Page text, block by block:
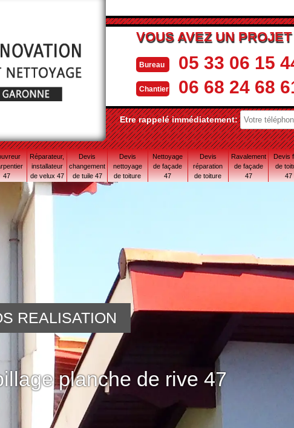
VOUS AVEZ UN
Bureau 05 33 06 15
Chantier 06 68 24 68
Etre rappelé immédiatement:
47
Réparateur,
installateur
de velux 47
Devis
changement
de tuile 47
Devis
nettoyage
de toiture
Nettoyage
de façade
47
Devis
réparation
de toiture
Ravalement
de façade
47
Devis
de
47
planche de rive 47
REALISATION